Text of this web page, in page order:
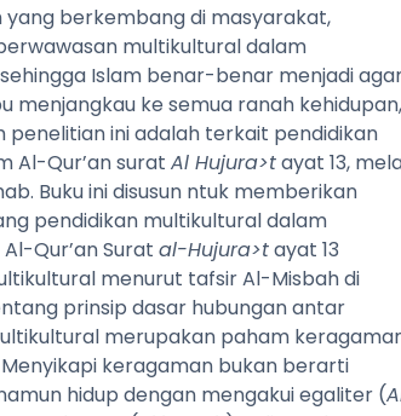
berkembang di masyarakat,
multikultural dalam
Islam benar-benar menjadi
menjangkau ke semua ranah kehidupan,
ini adalah terkait pendidikan
Al-Qur’an surat Al Hujura>tayat 13,
Buku ini disusun ntuk memberikan
pendidikan multikultural dalam
Qur’an Surat al-Hujura>tayat 13
menurut tafsir Al-Misbah di
prinsip dasar hubungan antar
merupakan paham
keragaman bukan berarti
hidup dengan mengakui egaliter (